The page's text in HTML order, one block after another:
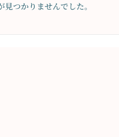
つかりませんでした。